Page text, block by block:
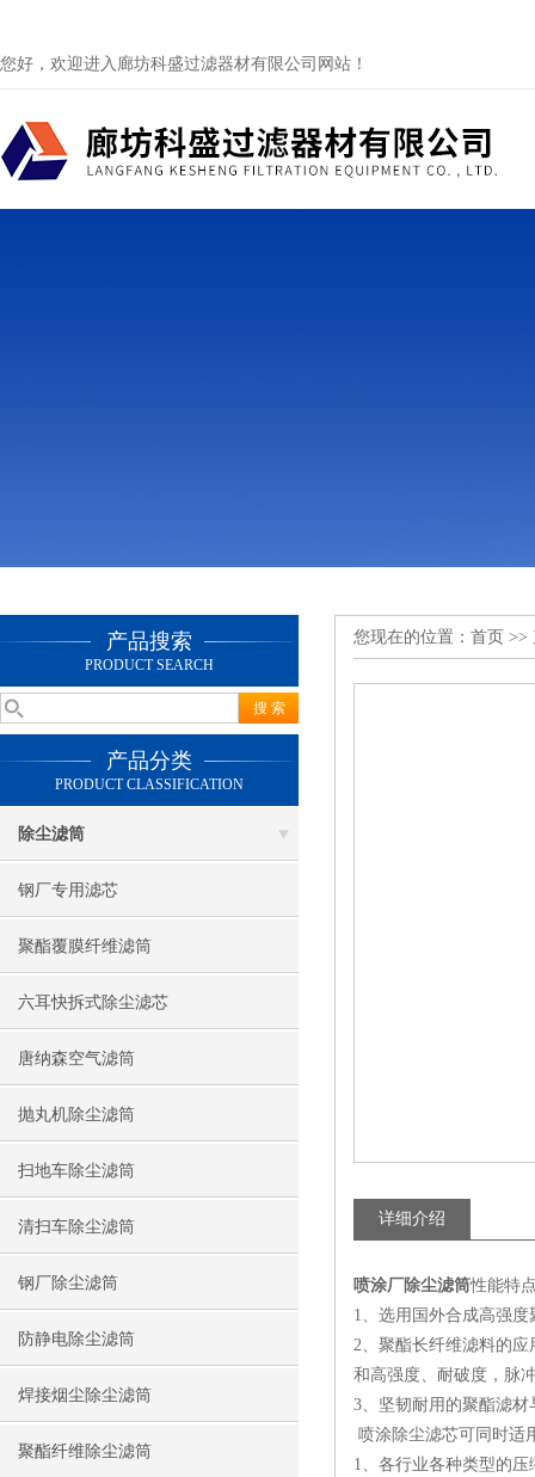
您好，欢迎进入廊坊科盛过滤器材有限公司网站！
产品搜索
PRODUCT SEARCH
产品分类
PRODUCT CLASSIFICATION
除尘滤筒
钢厂专用滤芯
聚酯覆膜纤维滤筒
六耳快拆式除尘滤芯
唐纳森空气滤筒
抛丸机除尘滤筒
扫地车除尘滤筒
清扫车除尘滤筒
钢厂除尘滤筒
防静电除尘滤筒
焊接烟尘除尘滤筒
聚酯纤维除尘滤筒
您现在的位置： 首页 >>
详细介绍
喷涂厂除尘滤筒性能特
1、选用国外合成高强
2、聚酯长纤维滤料的
和高强度、耐破度，脉
3、坚韧耐用的聚酯滤
喷涂除尘滤芯可同时适
1、各行业各种类型的